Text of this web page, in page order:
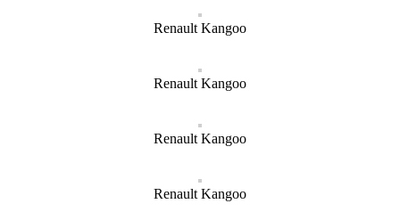
Renault Kangoo
Renault Kangoo
Renault Kangoo
Renault Kangoo